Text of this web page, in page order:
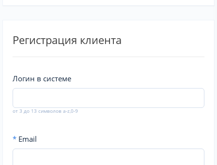
Регистрация клиента
Логин в системе
от 3 до 13 символов a-z,0-9
* Email